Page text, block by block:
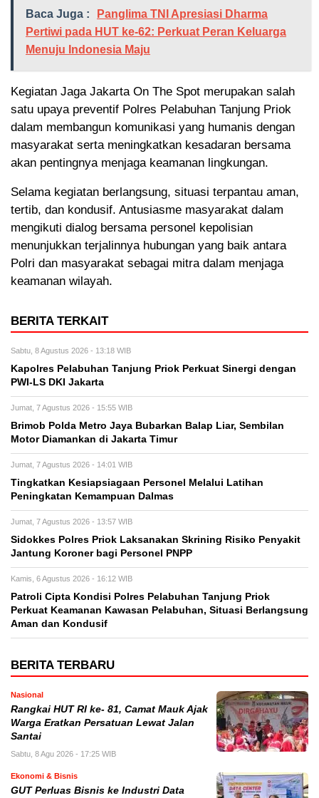
Baca Juga :
Panglima TNI Apresiasi Dharma
Pertiwi pada HUT ke-62: Perkuat Peran Keluarga
Menuju Indonesia Maju
Kegiatan Jaga Jakarta On The Spot merupakan salah
satu upaya preventif Polres Pelabuhan Tanjung Priok
dalam membangun komunikasi yang humanis dengan
masyarakat serta meningkatkan kesadaran bersama
akan pentingnya menjaga keamanan lingkungan.
Selama kegiatan berlangsung, situasi terpantau aman,
tertib, dan kondusif. Antusiasme masyarakat dalam
mengikuti dialog bersama personel kepolisian
menunjukkan terjalinnya hubungan yang baik antara
Polri dan masyarakat sebagai mitra dalam menjaga
keamanan wilayah.
BERITA TERKAIT
Sabtu, 8 Agustus 2026 - 13:18 WIB
Kapolres Pelabuhan Tanjung Priok Perkuat Sinergi dengan
PWI-LS DKI Jakarta
Jumat, 7 Agustus 2026 - 15:55 WIB
Brimob Polda Metro Jaya Bubarkan Balap Liar, Sembilan
Motor Diamankan di Jakarta Timur
Jumat, 7 Agustus 2026 - 14:01 WIB
Tingkatkan Kesiapsiagaan Personel Melalui Latihan
Peningkatan Kemampuan Dalmas
Jumat, 7 Agustus 2026 - 13:57 WIB
Sidokkes Polres Priok Laksanakan Skrining Risiko Penyakit
Jantung Koroner bagi Personel PNPP
Kamis, 6 Agustus 2026 - 16:12 WIB
Patroli Cipta Kondisi Polres Pelabuhan Tanjung Priok
Perkuat Keamanan Kawasan Pelabuhan, Situasi Berlangsung
Aman dan Kondusif
BERITA TERBARU
Nasional
Rangkai HUT RI ke- 81, Camat Mauk Ajak
Warga Eratkan Persatuan Lewat Jalan
Santai
Sabtu, 8 Agu 2026 - 17:25 WIB
Ekonomi & Bisnis
GUT Perluas Bisnis ke Industri Data